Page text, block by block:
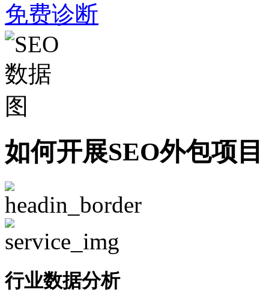
免费诊断
如何开展SEO外包项目
行业数据分析